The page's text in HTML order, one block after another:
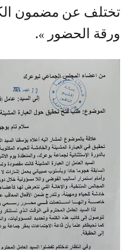
تختلف عن مضمون
ورقة الحضور ».